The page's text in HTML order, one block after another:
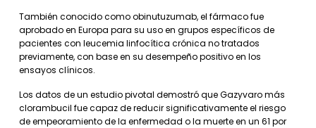
También conocido como obinutuzumab, el fármaco fue
aprobado en Europa para su uso en grupos específicos de
pacientes con leucemia linfocítica crónica no tratados
previamente, con base en su desempeño positivo en los
ensayos clínicos.
Los datos de un estudio pivotal demostró que Gazyvaro más
clorambucil fue capaz de reducir significativamente el riesgo
de empeoramiento de la enfermedad o la muerte en un 61 por